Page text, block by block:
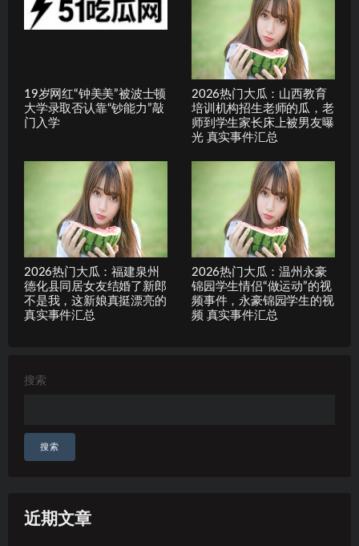
19岁网红“钟美美”被波士顿
大学录取否认靠“钞能力”敲
门入学
2026热门大瓜：山西教育
培训机构招生老师的瓜，老
师到学生家长床上被男友曝
光 真实事件汇总
2026热门大瓜：福建泉州
德化县同居女友结婚了新郎
不是我，这新娘真挺漂亮的
真实事件汇总
2026热门大瓜：温州永豪
锦园学生情侣“做运动”的视
频事件，永豪锦园学生的视
频 真实事件汇总
搜索
搜索
近期文章